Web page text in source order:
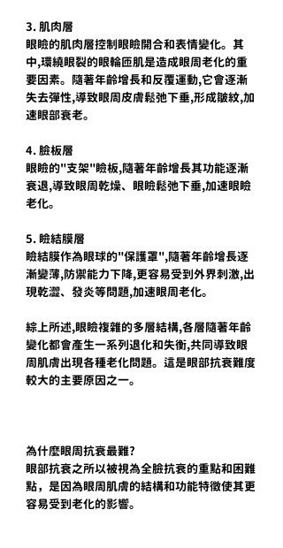
3. 肌肉層
眼瞼的肌肉層控制眼瞼開合和表情變化。其
中,環繞眼裂的眼輪匝肌是造成眼周老化的重
要因素。隨著年齡增長和反覆運動,它會逐漸
失去彈性,導致眼周皮膚鬆弛下垂,形成皺紋,加
速眼部衰老。
4. 臉板層
眼瞼的"支架"瞼板,隨著年齡增長其功能逐漸
衰退,導致眼周乾燥、眼瞼鬆弛下垂,加速眼瞼
老化。
5. 瞼結膜層
瞼結膜作為眼球的"保護罩",隨著年齡增長逐
漸變薄,防禦能力下降,更容易受到外界刺激,出
現乾澀、發炎等問題,加速眼周老化。
綜上所述,眼瞼複雜的多層結構,各層隨著年齡
變化都會產生一系列退化和失衡,共同導致眼
周肌膚出現各種老化問題。這是眼部抗衰難度
較大的主要原因之一。
為什麼眼周抗衰最難?
眼部抗衰之所以被視為全臉抗衰的重點和困難
點，是因為眼周肌膚的結構和功能特徵使其更
容易受到老化的影響。